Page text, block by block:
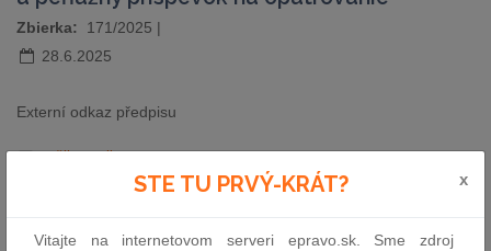
Zbierka: 171/2025 |
28.6.2025
Externí odkaz předpisu
pošli e-mailom
STE TU PRVÝ-KRÁT? x
Vitajte na internetovom serveri epravo.sk. Sme zdroj